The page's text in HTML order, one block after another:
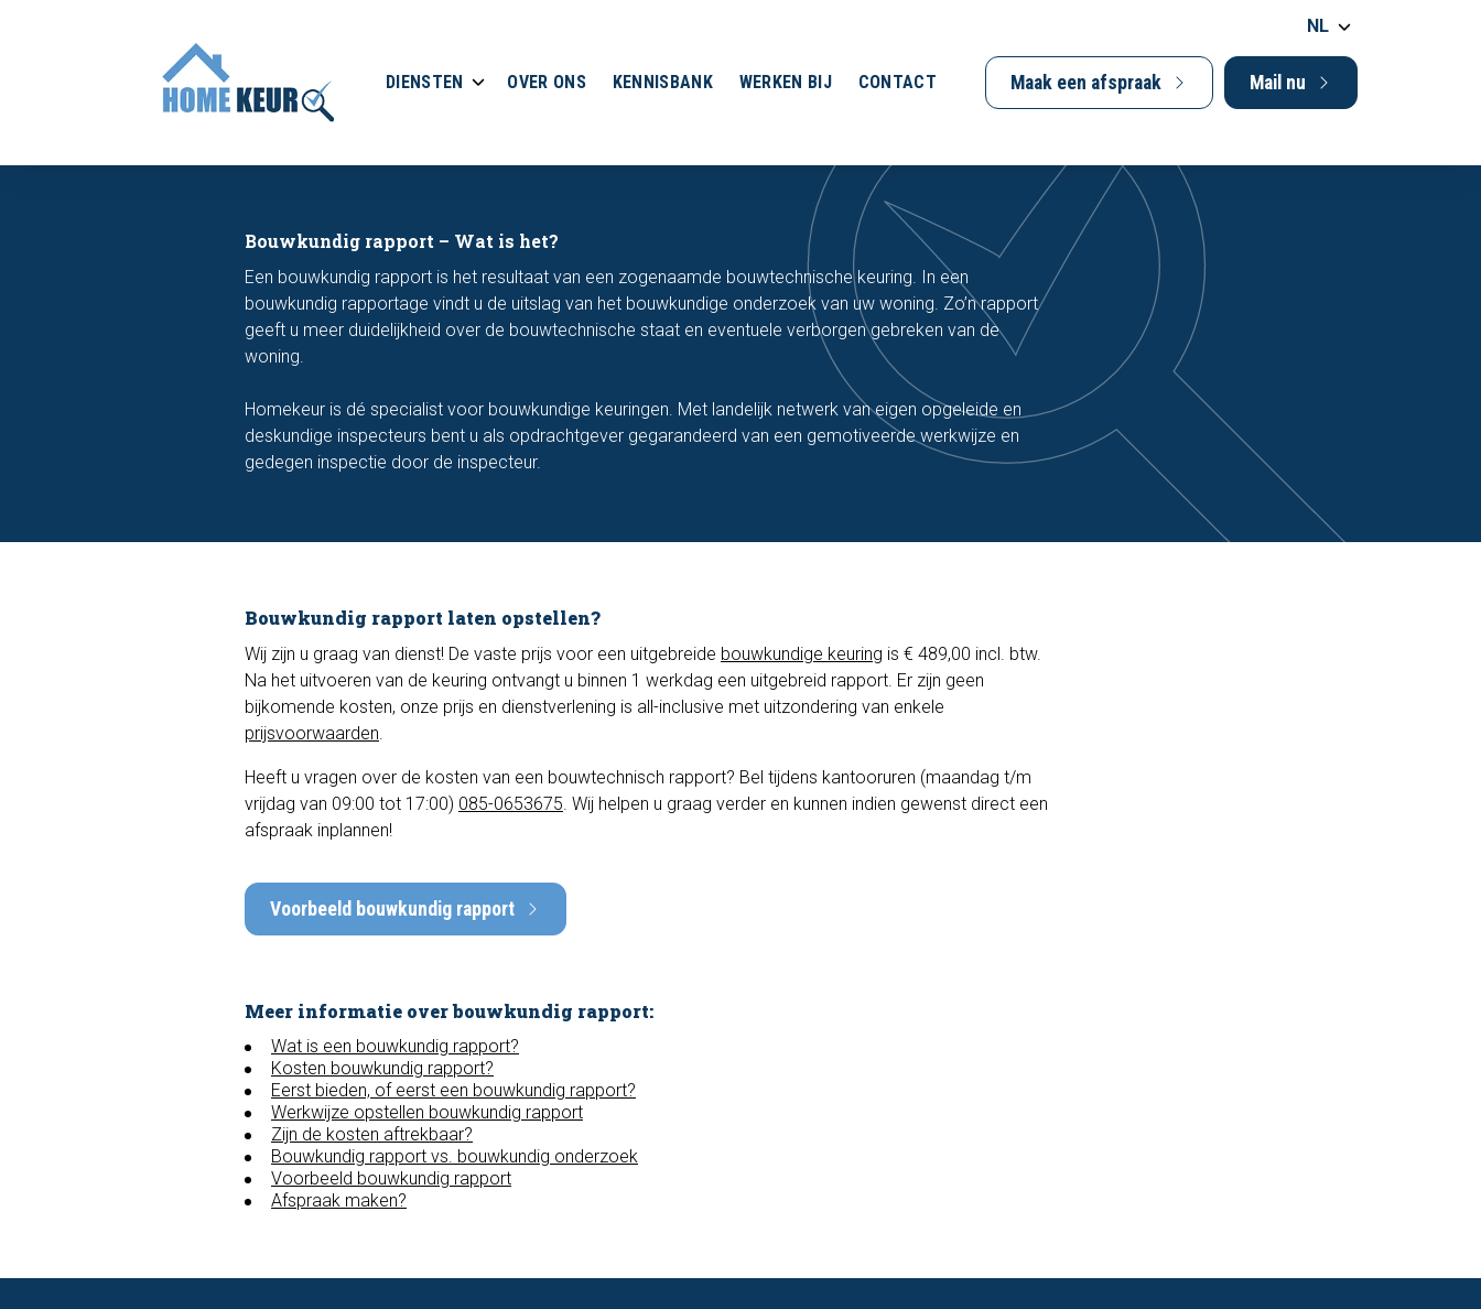
DIENSTEN OVER ONS KENNISBANK WERKEN BIJ CONTACT
NL
Maak een afspraak Mail nu
Bouwkundig rapport – Wat is het?
Een bouwkundig rapport is het resultaat van een zogenaamde bouwtechnische keuring. In een
bouwkundig rapportage vindt u de uitslag van het bouwkundige onderzoek van uw woning. Zo’n rapport
geeft u meer duidelijkheid over de bouwtechnische staat en eventuele verborgen gebreken van de
woning.
Homekeur is dé specialist voor bouwkundige keuringen. Met landelijk netwerk van eigen opgeleide en
deskundige inspecteurs bent u als opdrachtgever gegarandeerd van een gemotiveerde werkwijze en
gedegen inspectie door de inspecteur.
Bouwkundig rapport laten opstellen?
Wij zijn u graag van dienst! De vaste prijs voor een uitgebreide bouwkundige keuring is € 489,00 incl. btw.
Na het uitvoeren van de keuring ontvangt u binnen 1 werkdag een uitgebreid rapport. Er zijn geen
bijkomende kosten, onze prijs en dienstverlening is all-inclusive met uitzondering van enkele
prijsvoorwaarden.
Heeft u vragen over de kosten van een bouwtechnisch rapport? Bel tijdens kantooruren (maandag t/m
vrijdag van 09:00 tot 17:00) 085-0653675. Wij helpen u graag verder en kunnen indien gewenst direct een
afspraak inplannen!
Voorbeeld bouwkundig rapport
Meer informatie over bouwkundig rapport:
Wat is een bouwkundig rapport?
Kosten bouwkundig rapport?
Eerst bieden, of eerst een bouwkundig rapport?
Werkwijze opstellen bouwkundig rapport
Zijn de kosten aftrekbaar?
Bouwkundig rapport vs. bouwkundig onderzoek
Voorbeeld bouwkundig rapport
Afspraak maken?